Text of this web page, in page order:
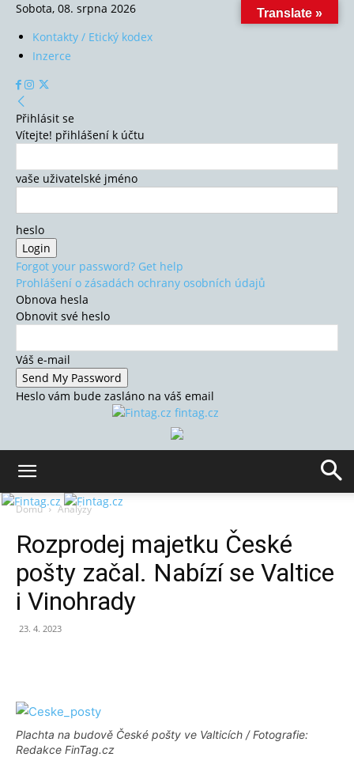
Sobota, 08. srpna 2026
Kontakty / Etický kodex
Inzerce
Přihlásit se
Vítejte! přihlášení k účtu
vaše uživatelské jméno
heslo
Forgot your password? Get help
Prohlášení o zásadách ochrany osobních údajů
Obnova hesla
Obnovit své heslo
Váš e-mail
Heslo vám bude zasláno na váš email
fintag.cz
Domů Analýzy
Rozprodej majetku České
pošty začal. Nabízí se Valtice
i Vinohrady
23. 4. 2023
Plachta na budově České pošty ve Valticích / Fotografie:
Redakce FinTag.cz
Translate »